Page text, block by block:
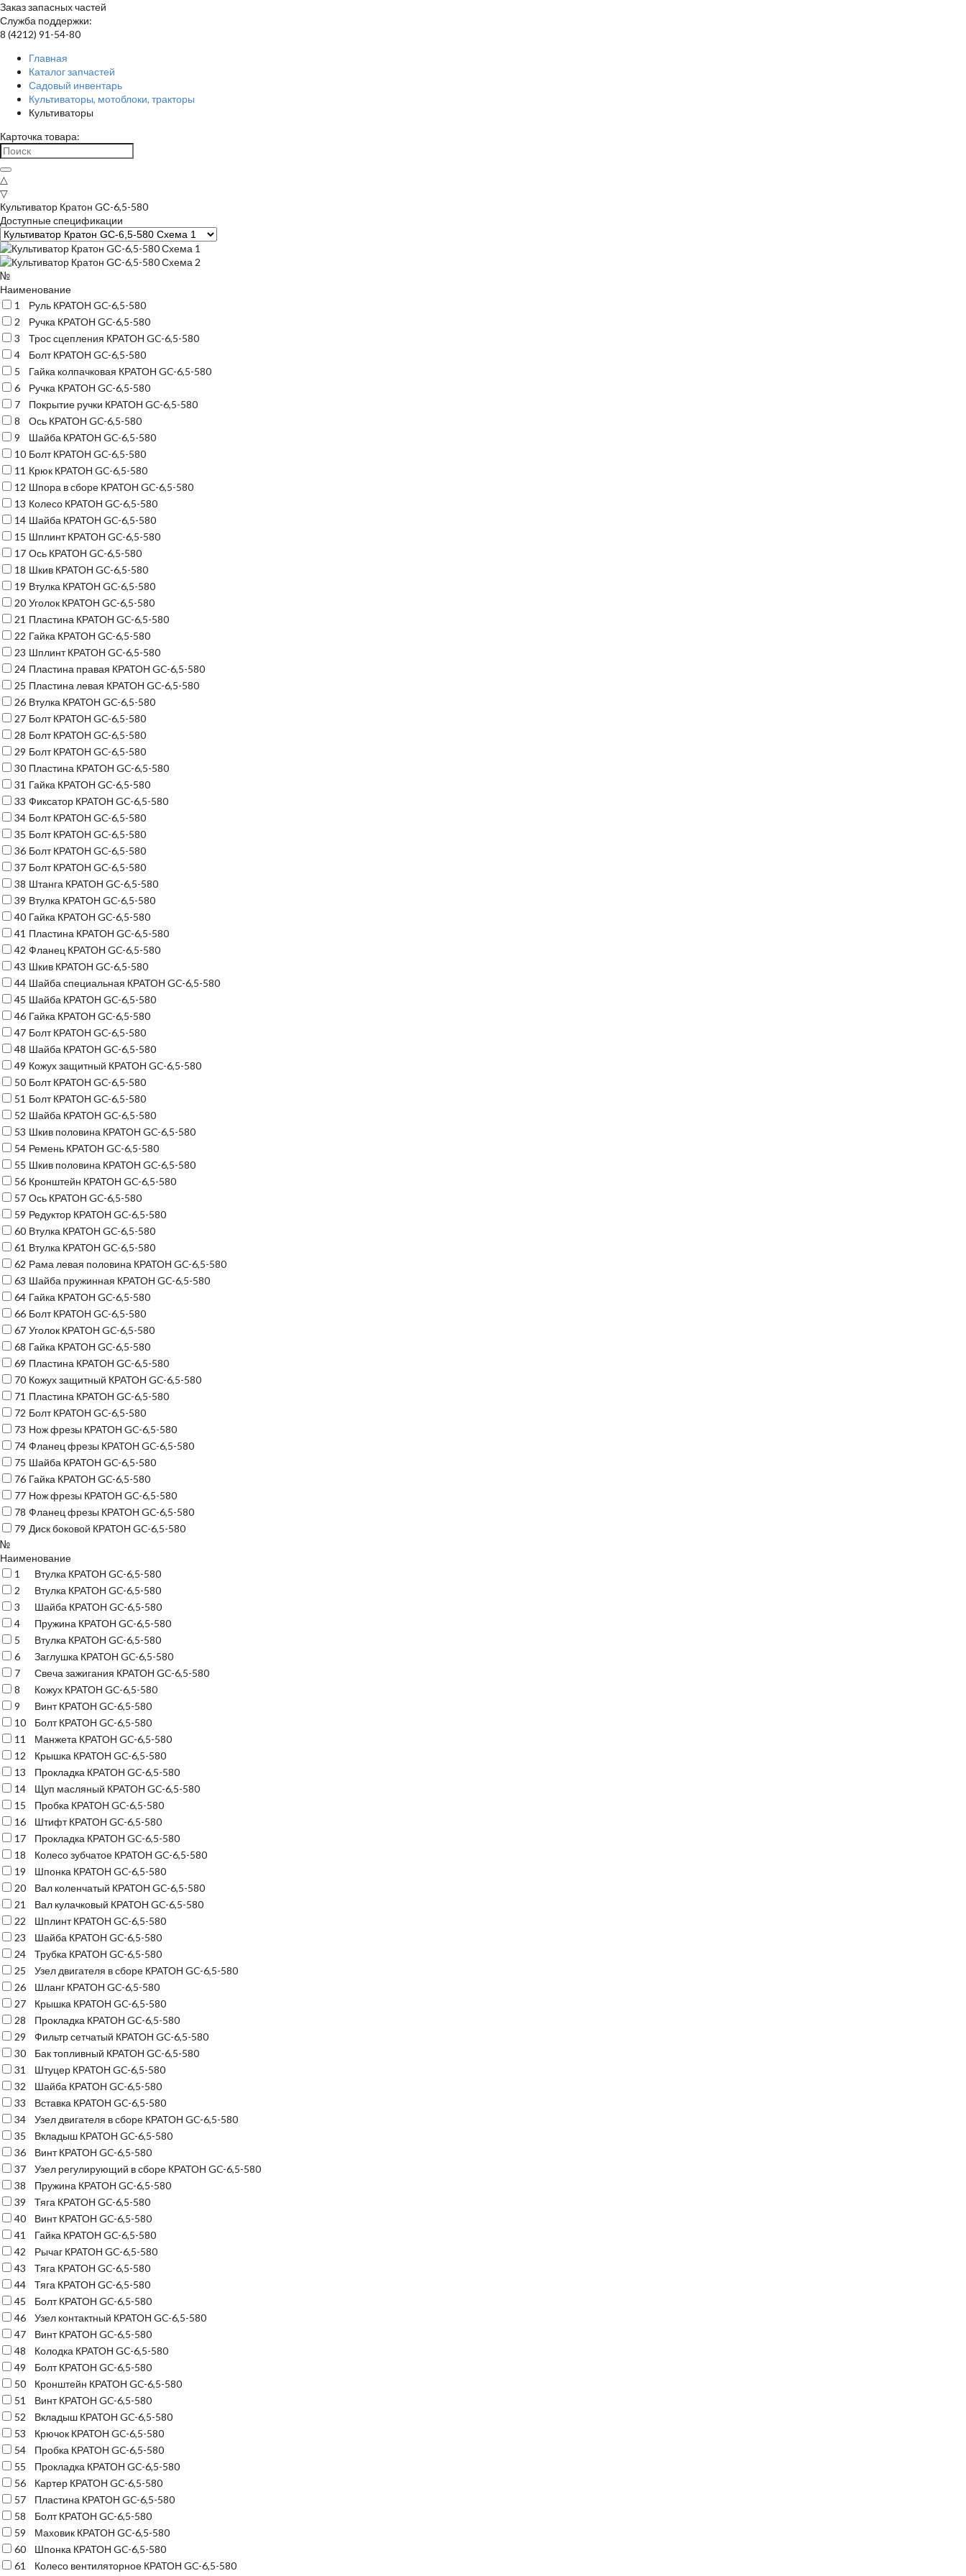
Заказ запасных частей
Служба поддержки:
8 (4212) 91-54-80
Главная
Каталог запчастей
Садовый инвентарь
Культиваторы, мотоблоки, тракторы
Культиваторы
Карточка товара:
△
▽
Культиватор Кратон GС-6,5-580
Доступные спецификации
№
Наименование
1
Руль КРАТОН GC-6,5-580
2
Ручка КРАТОН GC-6,5-580
3
Трос сцепления КРАТОН GC-6,5-580
4
Болт КРАТОН GC-6,5-580
5
Гайка колпачковая КРАТОН GC-6,5-580
6
Ручка КРАТОН GC-6,5-580
7
Покрытие ручки КРАТОН GC-6,5-580
8
Ось КРАТОН GC-6,5-580
9
Шайба КРАТОН GC-6,5-580
10 Болт КРАТОН GC-6,5-580
11 Крюк КРАТОН GC-6,5-580
12 Шпора в сборе КРАТОН GC-6,5-580
13 Колесо КРАТОН GC-6,5-580
14 Шайба КРАТОН GC-6,5-580
15 Шплинт КРАТОН GC-6,5-580
17 Ось КРАТОН GC-6,5-580
18 Шкив КРАТОН GC-6,5-580
19 Втулка КРАТОН GC-6,5-580
20 Уголок КРАТОН GC-6,5-580
21 Пластина КРАТОН GC-6,5-580
22 Гайка КРАТОН GC-6,5-580
23 Шплинт КРАТОН GC-6,5-580
24 Пластина правая КРАТОН GC-6,5-580
25 Пластина левая КРАТОН GC-6,5-580
26 Втулка КРАТОН GC-6,5-580
27 Болт КРАТОН GC-6,5-580
28 Болт КРАТОН GC-6,5-580
29 Болт КРАТОН GC-6,5-580
30 Пластина КРАТОН GC-6,5-580
31 Гайка КРАТОН GC-6,5-580
33 Фиксатор КРАТОН GC-6,5-580
34 Болт КРАТОН GC-6,5-580
35 Болт КРАТОН GC-6,5-580
36 Болт КРАТОН GC-6,5-580
37 Болт КРАТОН GC-6,5-580
38 Штанга КРАТОН GC-6,5-580
39 Втулка КРАТОН GC-6,5-580
40 Гайка КРАТОН GC-6,5-580
41 Пластина КРАТОН GC-6,5-580
42 Фланец КРАТОН GC-6,5-580
43 Шкив КРАТОН GC-6,5-580
44 Шайба специальная КРАТОН GC-6,5-580
45 Шайба КРАТОН GC-6,5-580
46 Гайка КРАТОН GC-6,5-580
47 Болт КРАТОН GC-6,5-580
48 Шайба КРАТОН GC-6,5-580
49 Кожух защитный КРАТОН GC-6,5-580
50 Болт КРАТОН GC-6,5-580
51 Болт КРАТОН GC-6,5-580
52 Шайба КРАТОН GC-6,5-580
53 Шкив половина КРАТОН GC-6,5-580
54 Ремень КРАТОН GC-6,5-580
55 Шкив половина КРАТОН GC-6,5-580
56 Кронштейн КРАТОН GC-6,5-580
57 Ось КРАТОН GC-6,5-580
59 Редуктор КРАТОН GC-6,5-580
60 Втулка КРАТОН GC-6,5-580
61 Втулка КРАТОН GC-6,5-580
62 Рама левая половина КРАТОН GC-6,5-580
63 Шайба пружинная КРАТОН GC-6,5-580
64 Гайка КРАТОН GC-6,5-580
66 Болт КРАТОН GC-6,5-580
67 Уголок КРАТОН GC-6,5-580
68 Гайка КРАТОН GC-6,5-580
69 Пластина КРАТОН GC-6,5-580
70 Кожух защитный КРАТОН GC-6,5-580
71 Пластина КРАТОН GC-6,5-580
72 Болт КРАТОН GC-6,5-580
73 Нож фрезы КРАТОН GC-6,5-580
74 Фланец фрезы КРАТОН GC-6,5-580
75 Шайба КРАТОН GC-6,5-580
76 Гайка КРАТОН GC-6,5-580
77 Нож фрезы КРАТОН GC-6,5-580
78 Фланец фрезы КРАТОН GC-6,5-580
79 Диск боковой КРАТОН GC-6,5-580
№
Наименование
1
Втулка КРАТОН GC-6,5-580
2
Втулка КРАТОН GC-6,5-580
3
Шайба КРАТОН GC-6,5-580
4
Пружина КРАТОН GC-6,5-580
5
Втулка КРАТОН GC-6,5-580
6
Заглушка КРАТОН GC-6,5-580
7
Свеча зажигания КРАТОН GC-6,5-580
8
Кожух КРАТОН GC-6,5-580
9
Винт КРАТОН GC-6,5-580
10
Болт КРАТОН GC-6,5-580
11
Манжета КРАТОН GC-6,5-580
12
Крышка КРАТОН GC-6,5-580
13
Прокладка КРАТОН GC-6,5-580
14
Щуп масляный КРАТОН GC-6,5-580
15
Пробка КРАТОН GC-6,5-580
16
Штифт КРАТОН GC-6,5-580
17
Прокладка КРАТОН GC-6,5-580
18
Колесо зубчатое КРАТОН GC-6,5-580
19
Шпонка КРАТОН GC-6,5-580
20
Вал коленчатый КРАТОН GC-6,5-580
21
Вал кулачковый КРАТОН GC-6,5-580
22
Шплинт КРАТОН GC-6,5-580
23
Шайба КРАТОН GC-6,5-580
24
Трубка КРАТОН GC-6,5-580
25
Узел двигателя в сборе КРАТОН GC-6,5-580
26
Шланг КРАТОН GC-6,5-580
27
Крышка КРАТОН GC-6,5-580
28
Прокладка КРАТОН GC-6,5-580
29
Фильтр сетчатый КРАТОН GC-6,5-580
30
Бак топливный КРАТОН GC-6,5-580
31
Штуцер КРАТОН GC-6,5-580
32
Шайба КРАТОН GC-6,5-580
33
Вставка КРАТОН GC-6,5-580
34
Узел двигателя в сборе КРАТОН GC-6,5-580
35
Вкладыш КРАТОН GC-6,5-580
36
Винт КРАТОН GC-6,5-580
37
Узел регулирующий в сборе КРАТОН GC-6,5-580
38
Пружина КРАТОН GC-6,5-580
39
Тяга КРАТОН GC-6,5-580
40
Винт КРАТОН GC-6,5-580
41
Гайка КРАТОН GC-6,5-580
42
Рычаг КРАТОН GC-6,5-580
43
Тяга КРАТОН GC-6,5-580
44
Тяга КРАТОН GC-6,5-580
45
Болт КРАТОН GC-6,5-580
46
Узел контактный КРАТОН GC-6,5-580
47
Винт КРАТОН GC-6,5-580
48
Колодка КРАТОН GC-6,5-580
49
Болт КРАТОН GC-6,5-580
50
Кронштейн КРАТОН GC-6,5-580
51
Винт КРАТОН GC-6,5-580
52
Вкладыш КРАТОН GC-6,5-580
53
Крючок КРАТОН GC-6,5-580
54
Пробка КРАТОН GC-6,5-580
55
Прокладка КРАТОН GC-6,5-580
56
Картер КРАТОН GC-6,5-580
57
Пластина КРАТОН GC-6,5-580
58
Болт КРАТОН GC-6,5-580
59
Маховик КРАТОН GC-6,5-580
60
Шпонка КРАТОН GC-6,5-580
61
Колесо вентиляторное КРАТОН GC-6,5-580